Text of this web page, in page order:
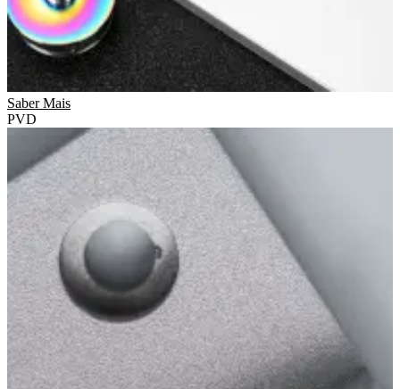
Saber Mais
PVD